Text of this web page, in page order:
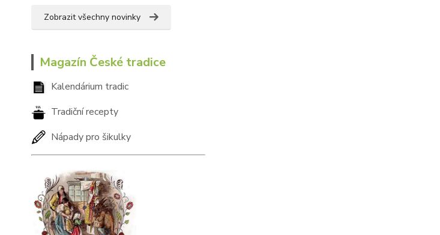
Zobrazit všechny novinky
Magazín České tradice
Kalendárium tradic
Tradiční recepty
Nápady pro šikulky